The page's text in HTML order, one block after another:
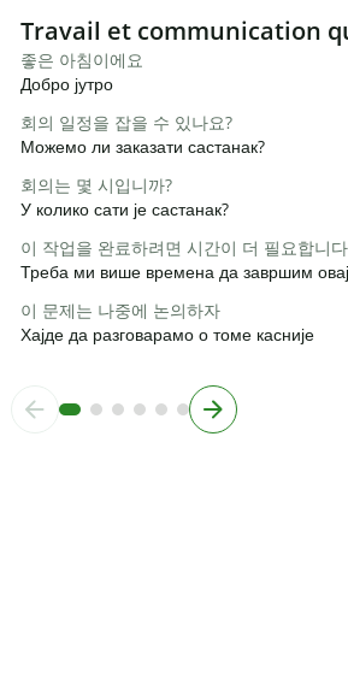
Slide 1 of 6
Travail et communication
좋은 아침이에요
Добро јутро
회의 일정을 잡을 수 있나요?
Можемо ли заказати састанак?
회의는 몇 시입니까?
У колико сати је састанак?
이 작업을 완료하려면 시간이 더 필요합니
Треба ми више времена да завршим
이 문제는 나중에 논의하자
Хајде да разговарамо о томе касније